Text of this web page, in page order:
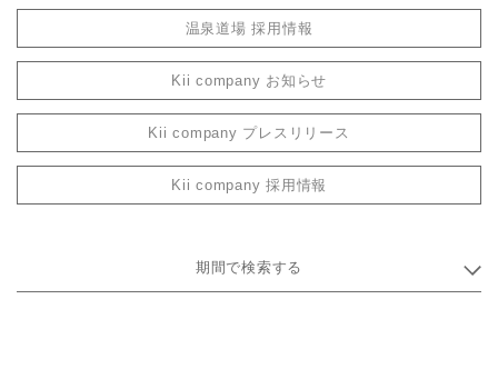
温泉道場 採用情報
Kii company お知らせ
Kii company プレスリリース
Kii company 採用情報
期間で検索する